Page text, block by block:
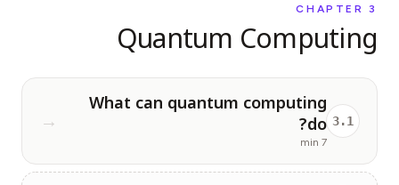
CHAPTER3
Quantum Computing
3.1
What can quantum computing
do?
7 min
→